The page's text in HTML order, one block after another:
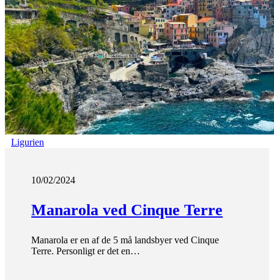
Ligurien
10/02/2024
Manarola ved Cinque Terre
Manarola er en af de 5 må landsbyer ved Cinque
Terre. Personligt er det en…